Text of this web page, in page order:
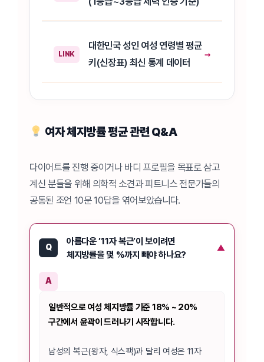
LINK
대한민국 성인 여성 연령별 평균
키(신장표) 최신 통계 데이터
→
여자 체지방률 평균 관련 Q&A
다이어트를 진행 중이거나 바디 프로필을 목표로 삼고
계신 분들을 위해 의학적 소견과 피트니스 전문가들의
공통된 조언 10문 10답을 엮어보았습니다.
Q
아름다운 ’11자 복근’이 보이려면
체지방률을 몇 %까지 빼야 하나요?
A
일반적으로 여성 체지방률 기준 18% ~ 20%
구간에서 윤곽이 드러나기 시작합니다.
남성의 복근(왕자, 식스팩)과 달리 여성은 11자